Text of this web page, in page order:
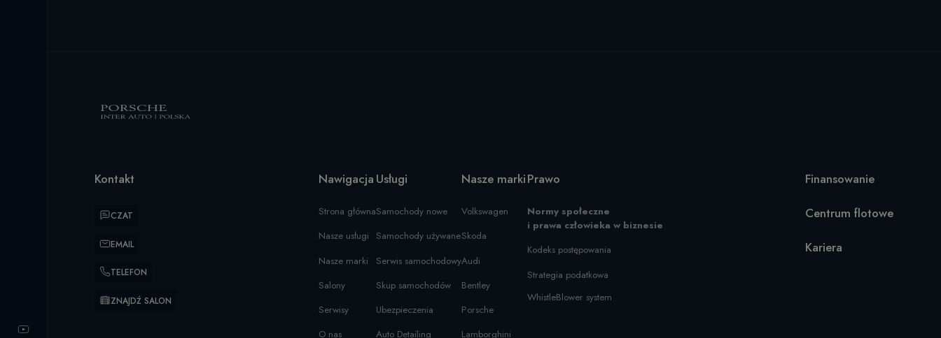
Kontakt
CZAT
EMAIL
TELEFON
ZNAJDŹ SALON
Nawigacja
Strona główna
Nasze usługi
Nasze marki
Salony
Serwisy
O nas
Usługi
Samochody nowe
Samochody używane
Serwis samochodowy
Skup samochodów
Ubezpieczenia
Auto Detailing
Nasze marki
Volkswagen
Skoda
Audi
Bentley
Porsche
Lamborghini
Prawo
Normy społeczne
i prawa człowieka w biznesie
Kodeks postępowania
Strategia podatkowa
WhistleBlower system
Finansowanie
Centrum flotowe
Kariera